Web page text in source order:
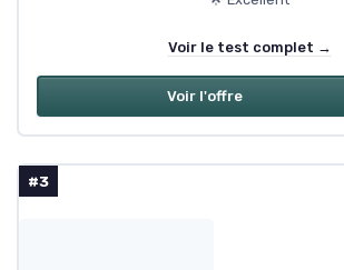
Voir le test complet →
Voir l'offre
#3